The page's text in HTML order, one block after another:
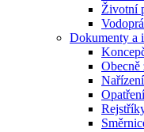
Životní
Dokumenty a
Obecně